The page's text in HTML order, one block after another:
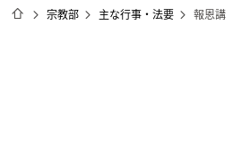
ホーム
宗教部 主な行事・法要 報恩講